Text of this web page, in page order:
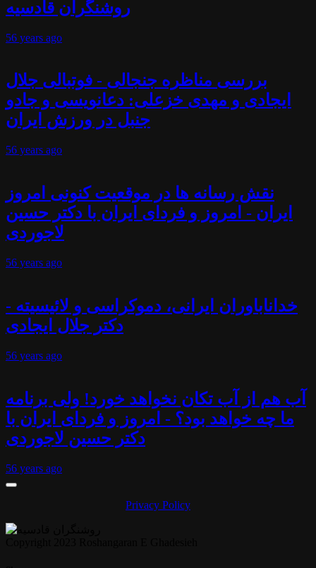
روشنگران قادسیه
56 years ago
بررسی مناظره جنجالی - فوتبالی جلال
ایجادی و مهدی خزعلی: دعانویسی و جادو
جنبل در ورزش ایران
56 years ago
نقش رسانه ها در موقعیت کنونی امروز
ایران - امروز و فردای ایران با دکتر حسین
لاجوردی
56 years ago
خداناباوران ایرانی، دموکراسی و لائیسیته -
دکتر جلال ایجادی
56 years ago
آب هم از آب تکان نخواهد خورد! ولی برنامه
ما چه خواهد بود؟ - امروز و فردای ایران با
دکتر حسین لاجوردی
56 years ago
Privacy Policy